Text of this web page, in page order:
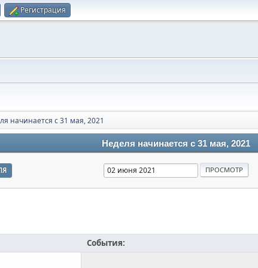
Регистрация
начинается с 31 мая, 2021
Неделя начинается с 31 мая, 2021
События: